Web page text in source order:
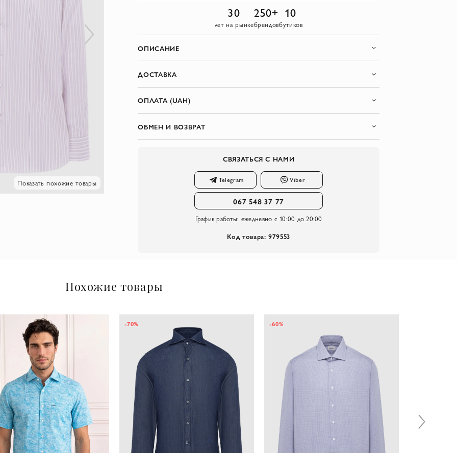
Показать похожие товары
30
лет на рынке
250+
брендов
10
бутиков
ОПИСАНИЕ
ДОСТАВКА
ОПЛАТА (UAH)
ОБМЕН И ВОЗВРАТ
СВЯЗАТЬСЯ С НАМИ
Telegram Viber
067 548 37 77
График работы: ежедневно с 10:00 до 20:00
Код товара: 979553
Похожие товары
-70% -60%